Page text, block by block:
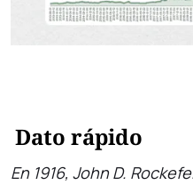
Dato rápido
En 1916, John D.